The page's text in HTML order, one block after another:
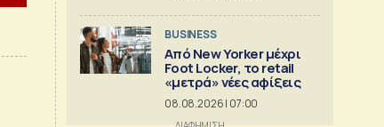
BUSINESS
Από New Yorker μέχρι
Foot Locker, το retail
«μετρά» νέες αφίξεις
08.08.2026 | 07:00